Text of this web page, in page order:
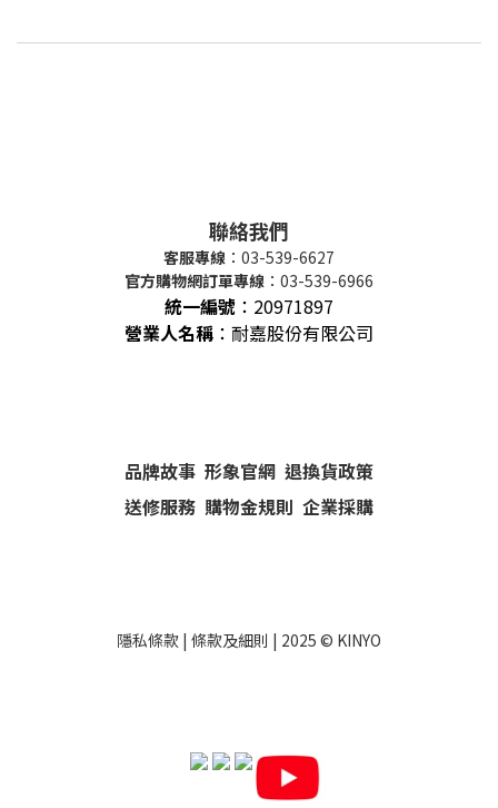
聯絡我們
客服專線 ：03-539-6627
官方購物網訂單專線 ：03-539-6966
統一編號 ： 20971897
營業人名稱 ：耐嘉股份有限公司
品牌故事 形象官網 退換貨政策
送修服務 購物金規則 企業採購
隱私條款 | 條款及細則 | 2025 © KINYO